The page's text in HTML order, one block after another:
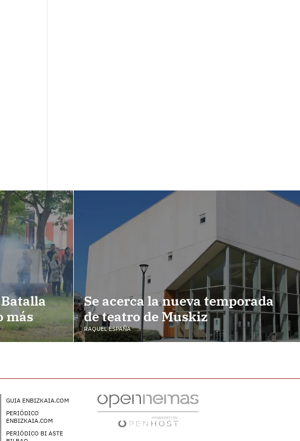
más
Se acerca la nueva temporada
de teatro de Muskiz
RAQUEL ESPAÑA
GUIA ENBIZKAIA.COM
PERIÓDICO
ENBIZKAIA.COM
PERIÓDICO BI ASTE